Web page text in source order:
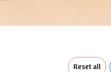
Reset all